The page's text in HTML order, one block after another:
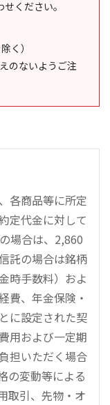
ください。
く）
のないようご注
各商品等に所定
定代金に対して
場合は、2,860
託の場合は銘柄
時手数料）およ
費、年金保険・
に設定された契
用および一定期
担いただく場合
の変動等による
取引、先物・オ